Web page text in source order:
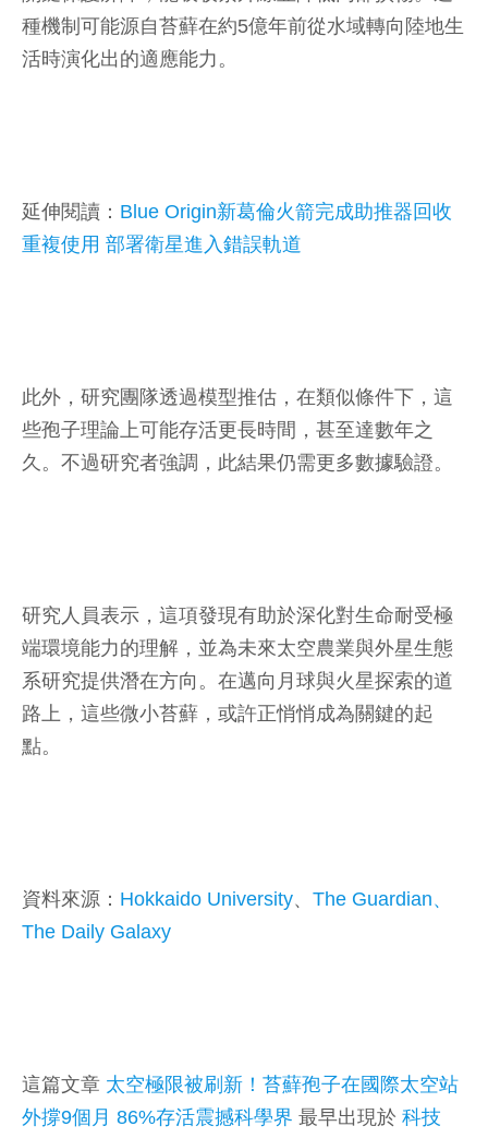
種機制可能源自苔蘚在約5億年前從水域轉向陸地生
活時演化出的適應能力。
延伸閱讀： Blue Origin新葛倫火箭完成助推器回收
重複使用 部署衛星進入錯誤軌道
此外，研究團隊透過模型推估，在類似條件下，這
些孢子理論上可能存活更長時間，甚至達數年之
久。不過研究者強調，此結果仍需更多數據驗證。
研究人員表示，這項發現有助於深化對生命耐受極
端環境能力的理解，並為未來太空農業與外星生態
系研究提供潛在方向。在邁向月球與火星探索的道
路上，這些微小苔蘚，或許正悄悄成為關鍵的起
點。
資料來源： Hokkaido University、 The Guardian、
The Daily Galaxy
這篇文章 太空極限被刷新！苔蘚孢子在國際太空站
外撐9個月 86%存活震撼科學界 最早出現於 科技